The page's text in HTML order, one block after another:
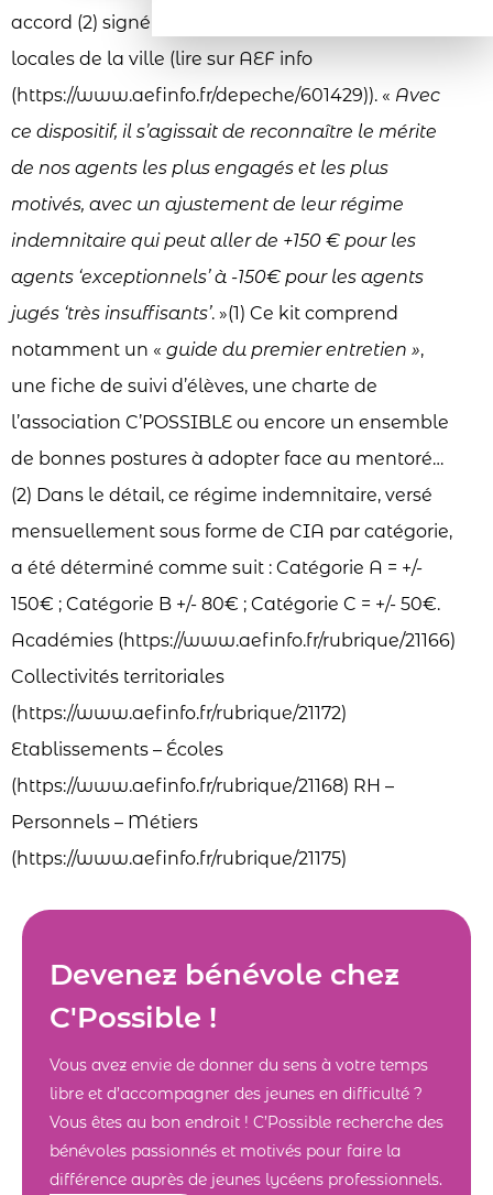
accord (2) signé avec l’ensemble des sections
locales de la ville (lire sur AEF info
(https://www.aefinfo.fr/depeche/601429)). « Avec
ce dispositif, il s’agissait de reconnaître le mérite
de nos agents les plus engagés et les plus
motivés, avec un ajustement de leur régime
indemnitaire qui peut aller de +150 € pour les
agents ‘exceptionnels’ à -150€ pour les agents
jugés ‘très insuffisants’. »(1) Ce kit comprend
notamment un « guide du premier entretien »,
une fiche de suivi d’élèves, une charte de
l’association C’POSSIBLE ou encore un ensemble
de bonnes postures à adopter face au mentoré…
(2) Dans le détail, ce régime indemnitaire, versé
mensuellement sous forme de CIA par catégorie,
a été déterminé comme suit : Catégorie A = +/-
150€ ; Catégorie B +/- 80€ ; Catégorie C = +/- 50€.
Académies (https://www.aefinfo.fr/rubrique/21166)
Collectivités territoriales
(https://www.aefinfo.fr/rubrique/21172)
Etablissements – Écoles
(https://www.aefinfo.fr/rubrique/21168) RH –
Personnels – Métiers
(https://www.aefinfo.fr/rubrique/21175)
Devenez bénévole chez
C'Possible !
Vous avez envie de donner du sens à votre temps
libre et d’accompagner des jeunes en difficulté ?
Vous êtes au bon endroit ! C’Possible recherche des
bénévoles passionnés et motivés pour faire la
différence auprès de jeunes lycéens professionnels.